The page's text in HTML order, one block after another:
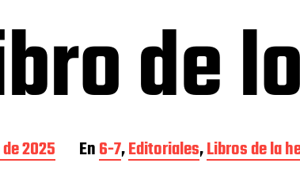
de
2025 En6-7,Editoriales,Libros de la